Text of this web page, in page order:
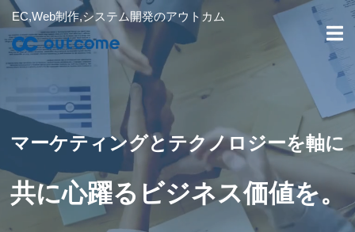
EC,Web制作,システム開発のアウトカム
マーケティングとテクノロジーを軸に
共に心躍るビジネス価値を。